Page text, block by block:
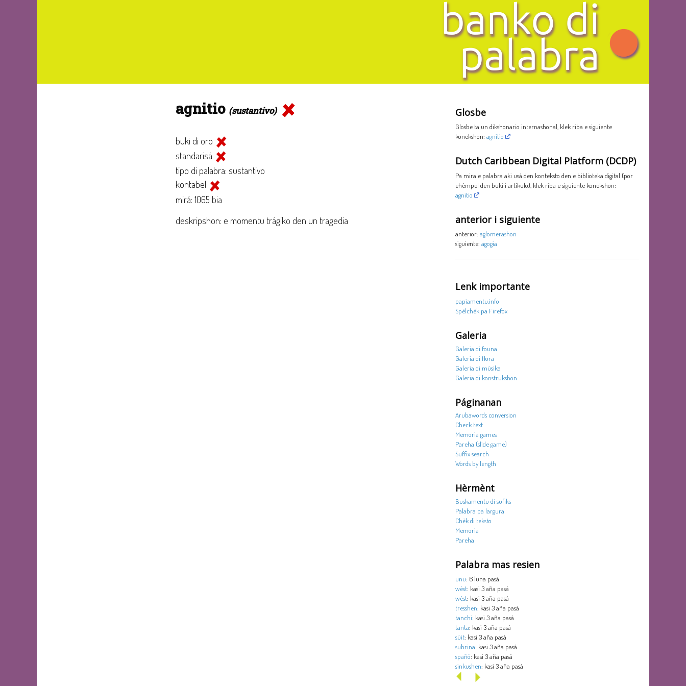
agnitio (sustantivo)
buki di oro
standarisá
tipo di palabra: sustantivo
kontabel
mirá: 1065 bia
deskripshon: e momentu trágiko den un tragedia
Glosbe
Glosbe ta un dikshonario internashonal, klek riba e siguiente
konekshon: agnitio
Dutch Caribbean Digital Platform (DCDP)
Pa mira e palabra aki usá den konteksto den e biblioteka digital (por
ehèmpel den buki i artíkulo), klek riba e siguiente konekshon:
agnitio
anterior i siguiente
anterior: aglomerashon
siguiente: agogia
Lenk importante
papiamentu.info
Spèlchèk pa Firefox
Galeria
Galeria di founa
Galeria di flora
Galeria di músika
Galeria di konstrukshon
Páginanan
Arubawords conversion
Check text
Memoria games
Pareha (slide game)
Suffix search
Words by length
Hèrmènt
Buskamentu di sufiks
Palabra pa largura
Chèk di teksto
Memoria
Pareha
Palabra mas resien
unu: 6 luna pasá
wèst: kasi 3 aña pasá
wèst: kasi 3 aña pasá
tresshen: kasi 3 aña pasá
tanchi: kasi 3 aña pasá
tanta: kasi 3 aña pasá
sùit: kasi 3 aña pasá
subrina: kasi 3 aña pasá
spañó: kasi 3 aña pasá
sinkushen: kasi 3 aña pasá